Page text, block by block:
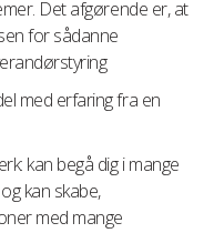
Det afgørende er, at
for sådanne
med erfaring fra en
kan begå dig i mange
kan skabe,
med mange